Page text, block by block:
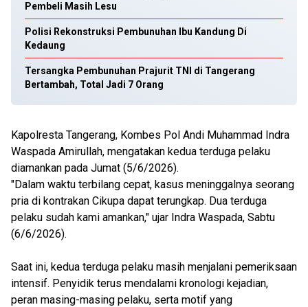
Pembeli Masih Lesu
Polisi Rekonstruksi Pembunuhan Ibu Kandung Di
Kedaung
Tersangka Pembunuhan Prajurit TNI di Tangerang
Bertambah, Total Jadi 7 Orang
Kapolresta Tangerang, Kombes Pol Andi Muhammad Indra
Waspada Amirullah, mengatakan kedua terduga pelaku
diamankan pada Jumat (5/6/2026).
"Dalam waktu terbilang cepat, kasus meninggalnya seorang
pria di kontrakan Cikupa dapat terungkap. Dua terduga
pelaku sudah kami amankan," ujar Indra Waspada, Sabtu
(6/6/2026).
Saat ini, kedua terduga pelaku masih menjalani pemeriksaan
intensif. Penyidik terus mendalami kronologi kejadian,
peran masing-masing pelaku, serta motif yang